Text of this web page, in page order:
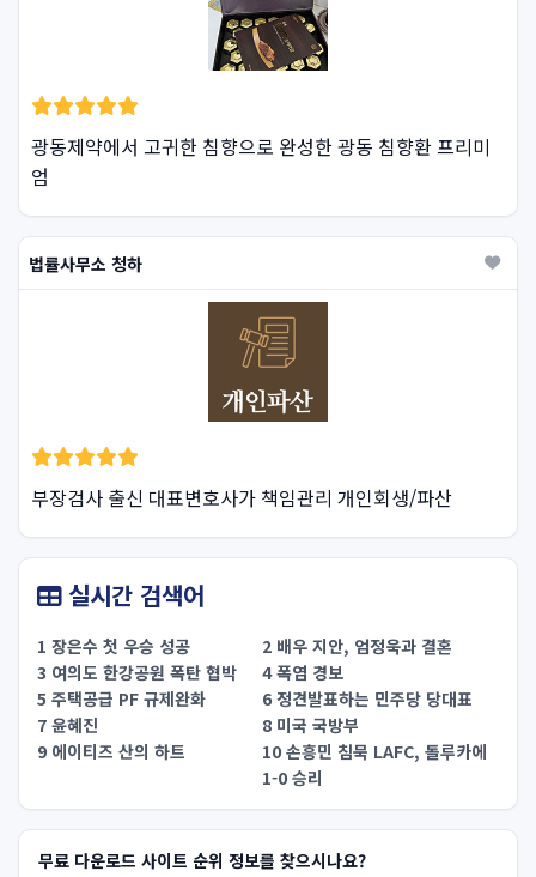
광동제약에서 고귀한 침향으로 완성한 광동 침향환 프리미
엄
법률사무소 청하
부장검사 출신 대표변호사가 책임관리 개인회생/파산
실시간 검색어
1 장은수 첫 우승 성공
2 배우 지안, 엄정욱과 결혼
3 여의도 한강공원 폭탄 협박
4 폭염 경보
5 주택공급 PF 규제완화
6 정견발표하는 민주당 당대표
7 윤혜진
8 미국 국방부
9 에이티즈 산의 하트
10 손흥민 침묵 LAFC, 톨루카에
1-0 승리
무료 다운로드 사이트 순위 정보를 찾으시나요?